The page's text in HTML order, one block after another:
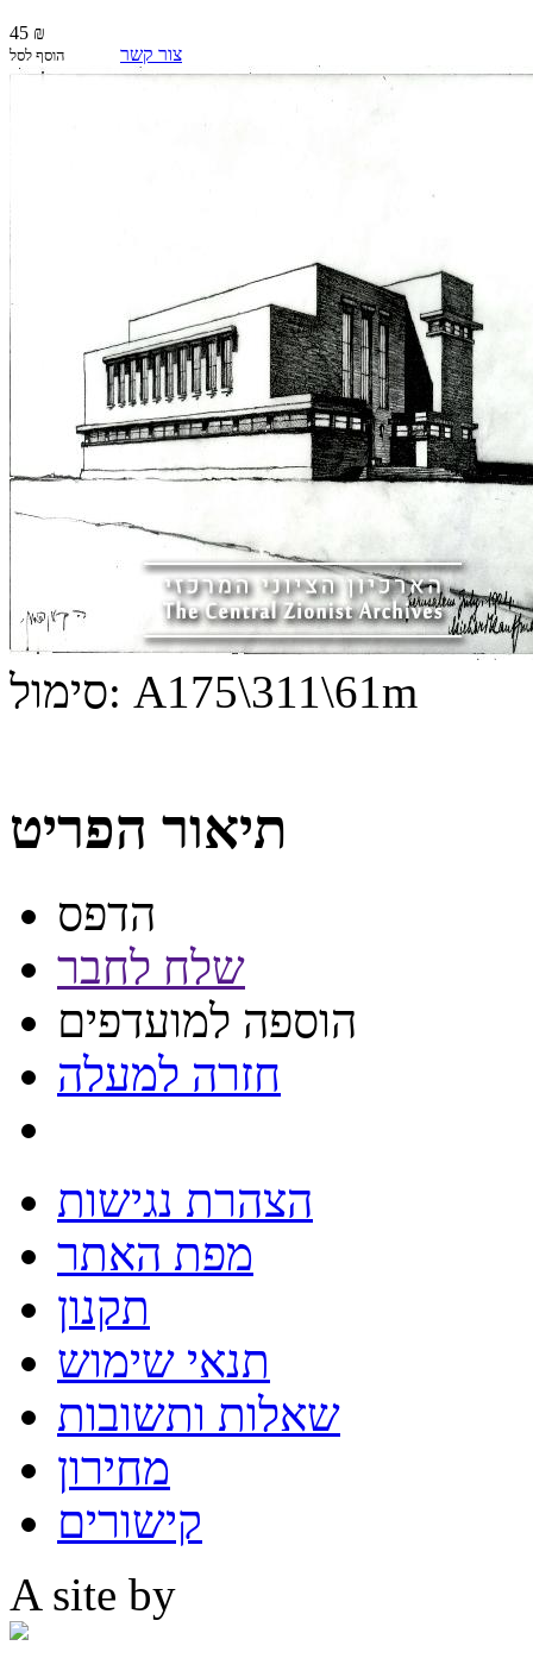
45 ₪
הוסף לסל צור קשר
סימול: A175\311\61m
תיאור הפריט
הדפס
שלח לחבר
הוספה למועדפים
חזרה למעלה
הצהרת נגישות
מפת האתר
תקנון
תנאי שימוש
שאלות ותשובות
מחירון
קישורים
A site by